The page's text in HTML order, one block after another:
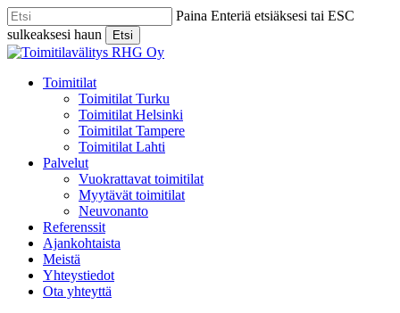
Skip
to
main
content
Paina Enteriä etsiäksesi tai ESC
sulkeaksesi haun
Etsi
Close
Menu
Toimitilat
Toimitilat Turku
Toimitilat Helsinki
Toimitilat Tampere
Toimitilat Lahti
Palvelut
Vuokrattavat toimitilat
Myytävät toimitilat
Neuvonanto
Referenssit
Ajankohtaista
Meistä
Yhteystiedot
Ota yhteyttä